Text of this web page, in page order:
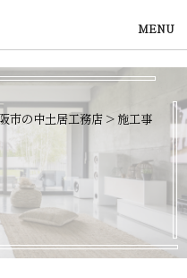
MENU
市の中土居工務店 > 施工事